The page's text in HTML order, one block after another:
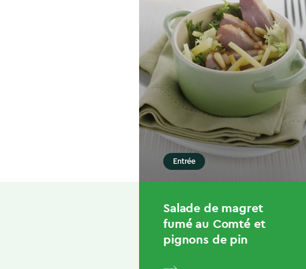
Entrée
Salade de magret
fumé au Comté et
pignons de pin